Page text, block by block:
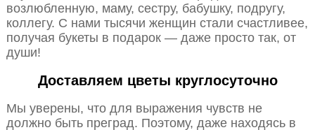
возлюбленную, маму, сестру, бабушку, подругу,
коллегу. С нами тысячи женщин стали счастливее,
получая букеты в подарок — даже просто так, от
души!
Доставляем цветы круглосуточно
Мы уверены, что для выражения чувств не
должно быть преград. Поэтому, даже находясь в